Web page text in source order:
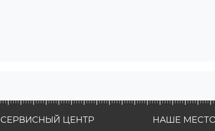
СЕРВИСНЫЙ ЦЕНТР НАШЕ